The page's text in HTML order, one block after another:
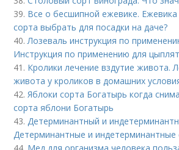
39. Все о бесшипной ежевике. Ежевика
сорта выбрать для посадки на даче?
40.Лозеваль инструкция по
Инструкция по применению для
41. Кролики лечение вздутие живота.
живота у кроликов в домашних
42.Яблоки сорта Богатырь когда
сорта яблони Богатырь
43.Детерминантный и
Детерминантные и индетерминантные